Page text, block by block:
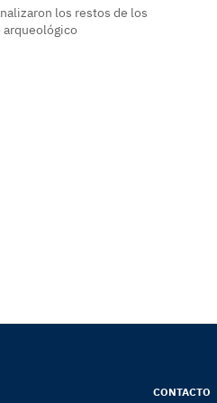
los restos de los
CONTACTO